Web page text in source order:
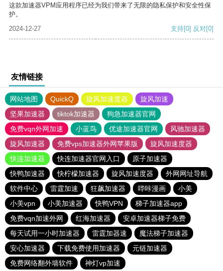
这款加速器VPM应用程序已经为我们带来了无限的隐私保护和安全性保
护。
2024-12-27
支持[0] 反对[0]
友情链接
网站地图 QuickQ 旋风加速度器
旋风加速
坚果加速器
tiktok加速器
狗急加速器官网
免费vqn外网加速
小蓝鸟 优途加速器官网
风驰加速器
旋风加速器
免费vps加速器外网苹果版
旋风加速度器
快连加速器
快连加速器官网入口
原子加速器
快鸭加速器
快柠檬加速器 旋风加速度器
外网网址导航
软件中心
雷霆加速 狂飙加速器 哔咔漫画
小美
小美vpn
小美加速器 快鸭VPN
梯子加速器app
免费vqn加速外网
红海加速器
安卓加速器梯子免费
每天试用一小时加速器
雷霆加器速
魔法梯子加速器
安心加速器
下载免费使用加速器
元链加速器
免费网络翻外墙软件
神灯vp加速